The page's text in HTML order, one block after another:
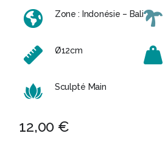
Zone : Indonésie – Bali
Ø12cm
Sculpté Main
12,00 €